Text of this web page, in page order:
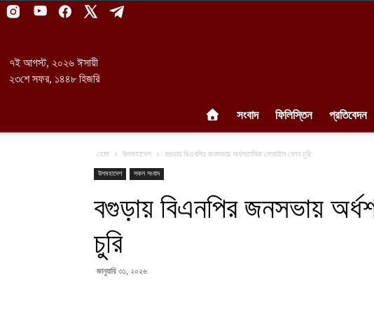
৭ই আগস্ট, ২০২৬ ঈসায়ী
২৩শে সফর, ১৪৪৮ হিজরি
সংবাদ ফিলিস্তিন প্রতিবেদন
হোম উপমহাদেশ বগুড়ায় বিএনপির জনসভায় অর্ধশতাধিক মোবাইল ফোন চুরি
উপমহাদেশ সকল সংবাদ
বগুড়ায় বিএনপির জনসভায়
চুরি
জানুয়ারি ৩১, ২০২৬